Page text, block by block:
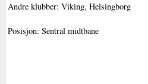
Andre klubber: Viking, Helsingborg
Posisjon: Sentral midtbane